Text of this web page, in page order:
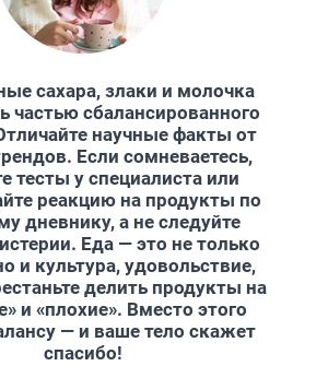
сахара, злаки и молочка
частью сбалансированного
научные факты от
Если сомневаетесь,
тесты у специалиста или
реакцию на продукты по
дневнику, а не следуйте
Еда — это не только
и культура, удовольствие,
делить продукты на
и «плохие». Вместо этого
— и ваше тело скажет
спасибо!